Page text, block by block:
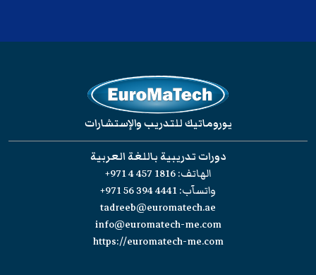
يوروماتيك للتدريب والإستشارات
دورات تدريبية باللغة العربية
الهاتف:+971 4 457 1816
واتسآب:+971 56 394 4441
tadreeb@euromatech.ae
info@euromatech-me.com
https://euromatech-me.com